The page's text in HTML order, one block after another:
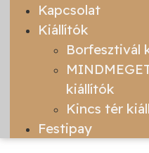
Kapcsolat
Kiállítók
Borfesztivál
kiállítók
Kincs tér
Festipay